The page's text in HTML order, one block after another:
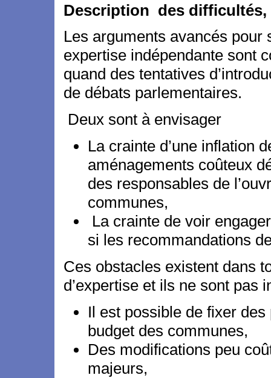
Description des
Les arguments avancés pour
expertise indépendante sont
quand des tentatives
de débats parlementaires.
Deux sont à envisager
La crainte d’une inflation
aménagements coûteux
des responsables de
communes,
La crainte de voir
si les recommandations
Ces obstacles existent dans
d’expertise et ils ne sont pas
Il est possible de fixer
budget des communes,
Des modifications peu
majeurs,